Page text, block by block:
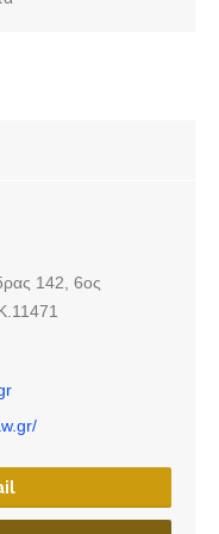
142, 6ος